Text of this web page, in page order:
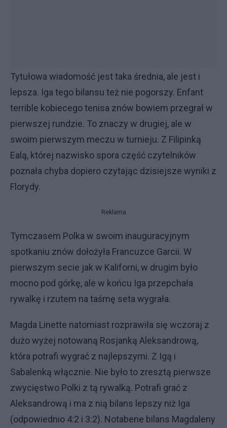
Tytułowa wiadomość jest taka średnia, ale jest i
lepsza. Iga tego bilansu też nie pogorszy. Enfant
terrible kobiecego tenisa znów bowiem przegrał w
pierwszej rundzie. To znaczy w drugiej, ale w
swoim pierwszym meczu w turnieju. Z Filipinką
Ealą, której nazwisko spora część czytelników
poznała chyba dopiero czytając dzisiejsze wyniki z
Florydy.
Reklama
Tymczasem Polka w swoim inauguracyjnym
spotkaniu znów dołożyła Francuzce Garcii. W
pierwszym secie jak w Kaliforni, w drugim było
mocno pod górkę, ale w końcu Iga przepchała
rywalkę i rzutem na taśmę seta wygrała.
Magda Linette natomiast rozprawiła się wczoraj z
dużo wyżej notowaną Rosjanką Aleksandrową,
która potrafi wygrać z najlepszymi. Z Igą i
Sabalenką włącznie. Nie było to zresztą pierwsze
zwycięstwo Polki z tą rywalką. Potrafi grać z
Aleksandrową i ma z nią bilans lepszy niż Iga
(odpowiednio 4:2 i 3:2). Notabene bilans Magdaleny